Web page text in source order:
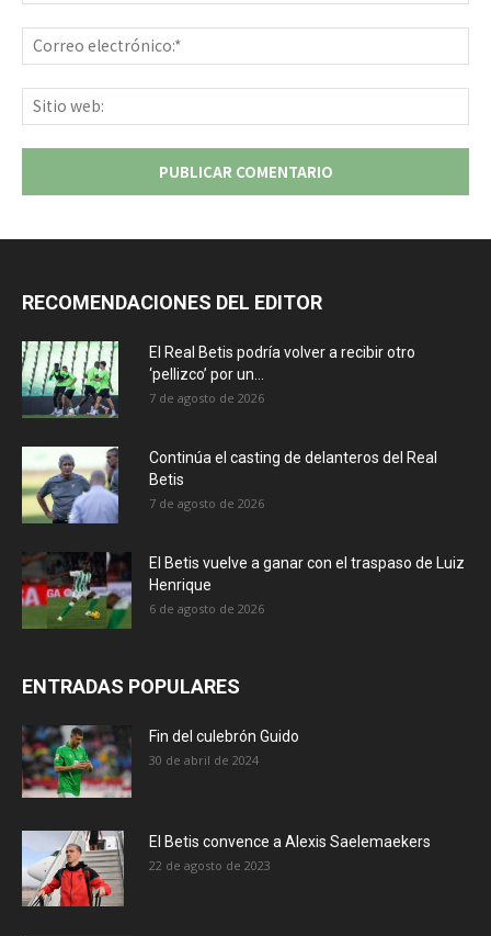
RECOMENDACIONES DEL EDITOR
El Real Betis podría volver a recibir otro
‘pellizco’ por un...
7 de agosto de 2026
Continúa el casting de delanteros del Real
Betis
7 de agosto de 2026
El Betis vuelve a ganar con el traspaso de Luiz
Henrique
6 de agosto de 2026
ENTRADAS POPULARES
Fin del culebrón Guido
30 de abril de 2024
El Betis convence a Alexis Saelemaekers
22 de agosto de 2023